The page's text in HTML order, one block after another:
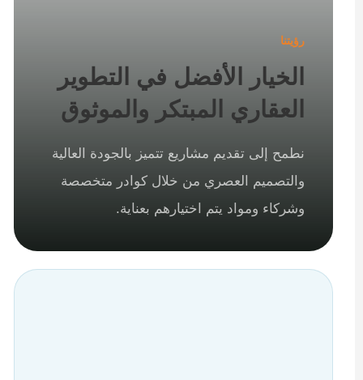
رؤيتنا
الخيار الأفضل في التطوير
العقاري المبتكر والموثوق
نطمح إلى تقديم مشاريع تتميز بالجودة العالية
والتصميم العصري من خلال كوادر متخصصة
وشركاء ومواد يتم اختيارهم بعناية.